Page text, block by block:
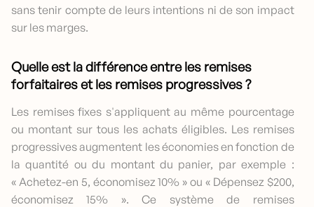
sans tenir compte de leurs intentions ni de son impact
sur les marges.
Quelle est la différence entre les remises
forfaitaires et les remises progressives ?
Les remises fixes s'appliquent au même pourcentage
ou montant sur tous les achats éligibles. Les remises
progressives augmentent les économies en fonction de
la quantité ou du montant du panier, par exemple :
« Achetez-en 5, économisez 10% » ou « Dépensez $200,
économisez 15% ». Ce système de remises